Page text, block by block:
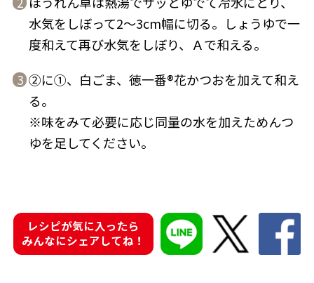
水気をしぼって2～3cm幅に切る。しょうゆで一
度和えて再び水気をしぼり、Ａで和える。
3 ②に①、白ごま、徳一番®花かつおを加えて和え
る。
※味をみて必要に応じ同量の水を加えためんつ
ゆを足してください。
レシピが気に入ったら
みんなにシェアしてね！